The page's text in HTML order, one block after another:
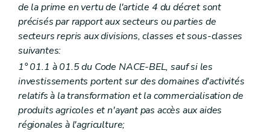
de la prime en vertu de l'article 4 du décret sont
précisés par rapport aux secteurs ou parties de
secteurs repris aux divisions, classes et sous-classes
suivantes:
1° 01.1 à 01.5 du Code NACE-BEL, sauf si les
investissements portent sur des domaines d'activités
relatifs à la transformation et la commercialisation de
produits agricoles et n'ayant pas accès aux aides
régionales à l'agriculture;